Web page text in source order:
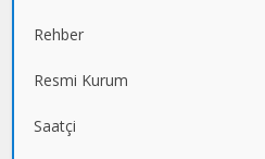
Rehber
Resmi Kurum
Saatçi